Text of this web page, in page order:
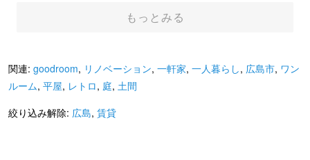
もっとみる
関連: goodroom, リノベーション, 一軒家, 一人暮らし, 広島市, ワン
ルーム, 平屋, レトロ, 庭, 土間
絞り込み解除: 広島, 賃貸